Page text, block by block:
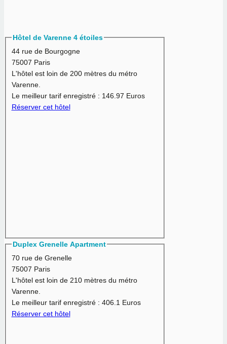
Hôtel de Varenne 4 étoiles
44 rue de Bourgogne
75007 Paris
L'hôtel est loin de 200 mètres du métro
Varenne.
Le meilleur tarif enregistré : 146.97 Euros
Réserver cet hôtel
Duplex Grenelle Apartment
70 rue de Grenelle
75007 Paris
L'hôtel est loin de 210 mètres du métro
Varenne.
Le meilleur tarif enregistré : 406.1 Euros
Réserver cet hôtel